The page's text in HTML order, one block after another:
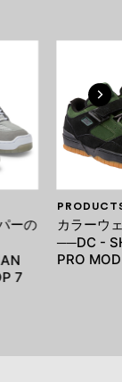
ーの
7
カラーウ
──DC -
PRO